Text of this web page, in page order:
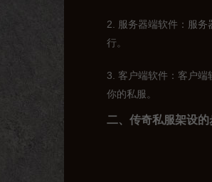
2. 服务器端软件：服
行。
3. 客户端软件：客户
你的私服。
二、传奇私服架设的